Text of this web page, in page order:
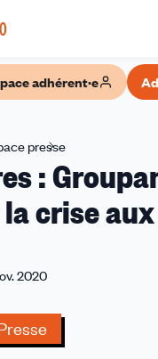
des cookies
adhérent·e
presse
:
Groupama
fait
:
crise
2020